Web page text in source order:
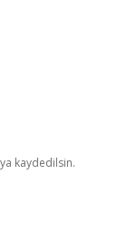
kaydedilsin.